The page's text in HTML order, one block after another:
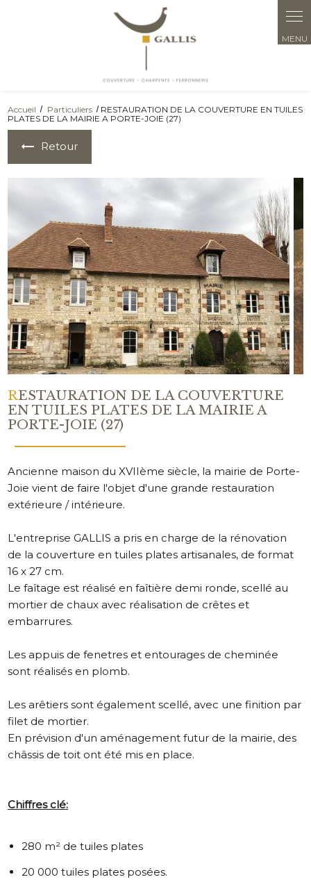
Accueil Particuliers
RESTAURATION DE LA COUVERTURE EN TUILES
PLATES DE LA MAIRIE A PORTE-JOIE (27)
Retour
RESTAURATION DE LA COUVERTURE
EN TUILES PLATES DE LA MAIRIE A
PORTE-JOIE (27)
Ancienne maison du XVIIème siècle, la mairie de Porte-
Joie vient de faire l'objet d'une grande restauration
extérieure / intérieure.
L'entreprise GALLIS a pris en charge de la rénovation
de la couverture en tuiles plates artisanales, de format
16 x 27 cm.
Le faîtage est réalisé en faîtière demi ronde, scellé au
mortier de chaux avec réalisation de crêtes et
embarrures.
Les appuis de fenetres et entourages de cheminée
sont réalisés en plomb.
Les arêtiers sont également scellé, avec une finition par
filet de mortier.
En prévision d'un aménagement futur de la mairie, des
châssis de toit ont été mis en place.
Chiffres clé:
280 m² de tuiles plates
20 000 tuiles plates posées.
Panneau de gestion des cookies